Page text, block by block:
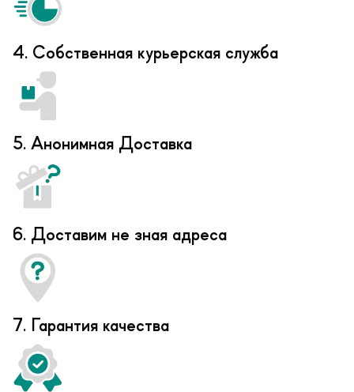
4. Собственная курьерская служба
5. Анонимная Доставка
6. Доставим не зная адреса
7. Гарантия качества